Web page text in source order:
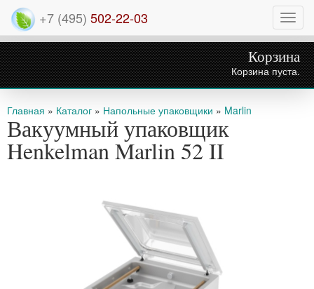
+7 (495) 502-22-03
Корзина
Корзина пуста.
Вы здесь
Главная » Каталог » Напольные упаковщики » Marlin
Вакуумный упаковщик
Henkelman Marlin 52 II